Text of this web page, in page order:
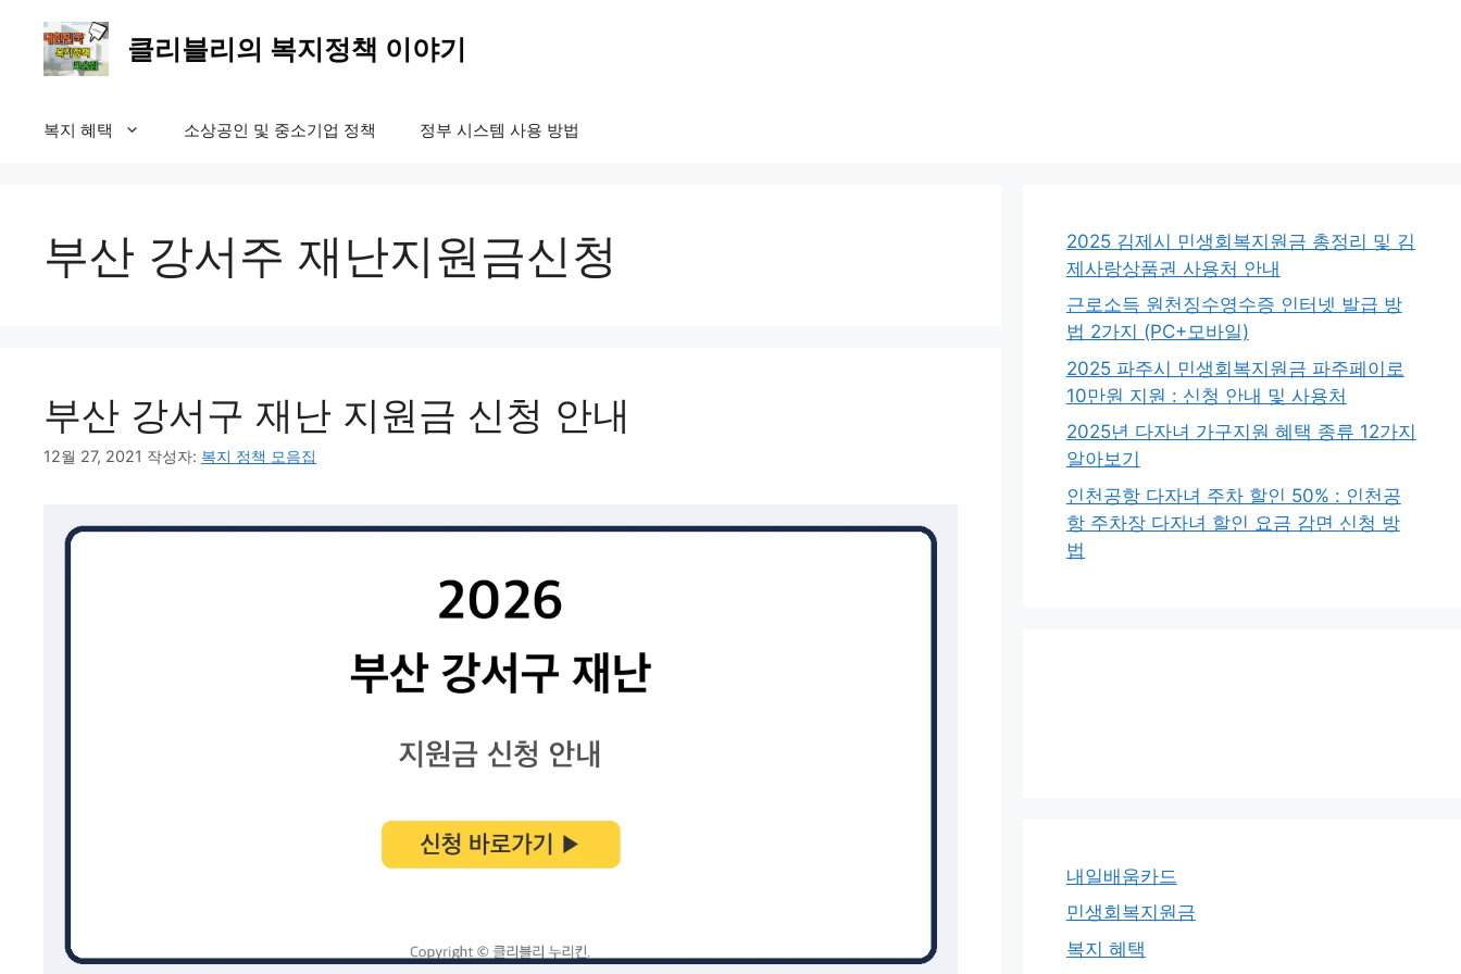
클리블리의 복지정책 이야기
복지 혜택 소상공인 및 중소기업 정책 정부 시스템 사용 방법
부산 강서주 재난지원금신청
부산 강서구 재난 지원금 신청 안내
12월 27, 2021 작성자: 복지 정책 모음집
2025 김제시 민생회복지원금 총정리 및 김
제사랑상품권 사용처 안내
근로소득 원천징수영수증 인터넷 발급 방
법 2가지 (PC+모바일)
2025 파주시 민생회복지원금 파주페이로
10만원 지원 : 신청 안내 및 사용처
2025년 다자녀 가구지원 혜택 종류 12가지
알아보기
인천공항 다자녀 주차 할인 50% : 인천공
항 주차장 다자녀 할인 요금 감면 신청 방
법
내일배움카드
민생회복지원금
복지 혜택